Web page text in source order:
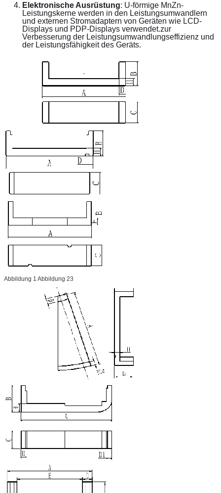
Elektronische Ausrüstung: U-förmige MnZn-
Leistungskerne werden in den Leistungsumwandlern
und externen Stromadaptern von Geräten wie LCD-
Displays und PDP-Displays verwendet.zur
Verbesserung der Leistungsumwandlungseffizienz und
der Leistungsfähigkeit des Geräts.
Abbildung 1 Abbildung 23